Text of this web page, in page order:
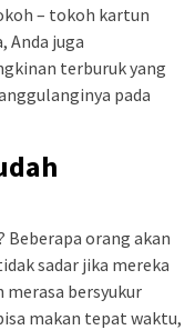
– tokoh kartun
Anda juga
terburuk yang
pada
Beberapa orang akan
sadar jika mereka
bersyukur
makan tepat waktu,